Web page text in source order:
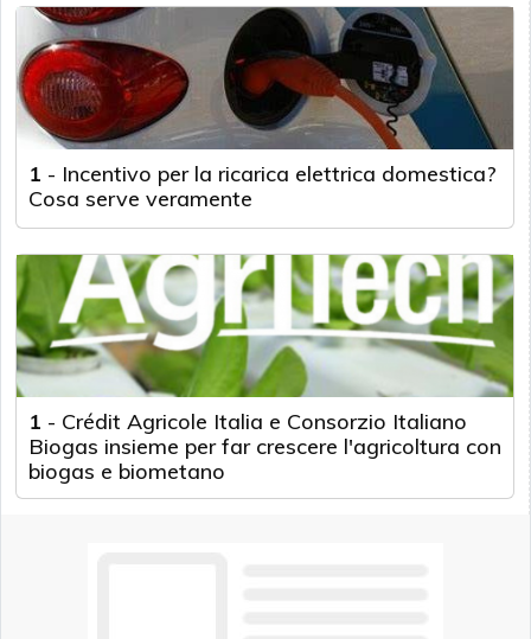
1 - Incentivo per la ricarica elettrica domestica?
Cosa serve veramente
1 - Crédit Agricole Italia e Consorzio Italiano
Biogas insieme per far crescere l'agricoltura con
biogas e biometano